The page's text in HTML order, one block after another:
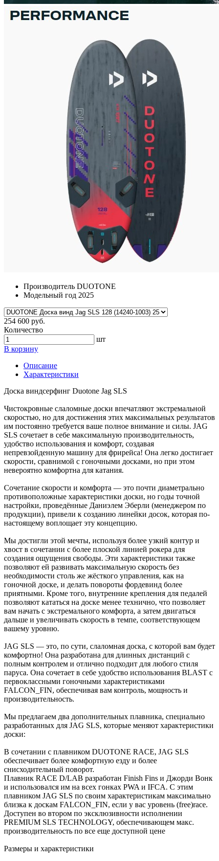
Производитель DUOTONE
Модельный год 2025
254 600 руб.
Количество
шт
В корзину
Описание
Характеристики
Доска виндсерфинг Duotone Jag SLS
Чистокровные слаломные доски впечатляют экстремальной
скоростью, но для достижения этих максимальных результатов
им постоянно требуется ваше полное внимание и силы. JAG
SLS сочетает в себе максимальную производительность,
удобство использования и комфорт, создавая
непревзойденную машину для фрирейса! Она легко достигает
скорости, сравнимой с гоночными досками, но при этом
невероятно комфортна для катания.
Сочетание скорости и комфорта — это почти диаметрально
противоположные характеристики доски, но годы точной
настройки, проведённые Даниэлем Эберли (менеджером по
продукции), привели к созданию линейки досок, которая по-
настоящему воплощает эту концепцию.
Мы достигли этой мечты, используя более узкий контур и
хвост в сочетании с более плоской линией рокера для
создания ощущения свободы. Эти характеристики также
позволяют ей развивать максимальную скорость без
необходимости столь же жёсткого управления, как на
гоночной доске, и делать повороты фордевинд более
приятными. Кроме того, внутренние крепления для педалей
позволяют кататься на доске менее технично, что позволяет
вам начать с экстремального комфорта, а затем двигаться
дальше и увеличивать скорость в темпе, соответствующем
вашему уровню.
JAG SLS — это, по сути, слаломная доска, с которой вам будет
комфортно! Она разработана для длинных дистанций с
полным контролем и отлично подходит для любого стиля
паруса. Она сочетает в себе удобство использования BLAST с
первоклассными гоночными характеристиками
FALCON_FIN, обеспечивая вам контроль, мощность и
производительность.
Мы предлагаем два дополнительных плавника, специально
разработанных для JAG SLS, которые меняют характеристики
доски:
В сочетании с плавником DUOTONE RACE, JAG SLS
обеспечивает более комфортную езду и более
снисходительный поворот.
Плавник RACE D/LAB разработан Finish Fins и Джорди Вонк
и использовался им на всех гонках PWA и IFCA. С этим
плавником JAG SLS по своим характеристикам максимально
близка к доскам FALCON_FIN, если у вас уровень (free)race.
Доступен во втором по эксклюзивности исполнении
PREMIUM SLS TECHNOLOGY, обеспечивающем макс.
производительность по все еще доступной цене
Размеры и характеристики